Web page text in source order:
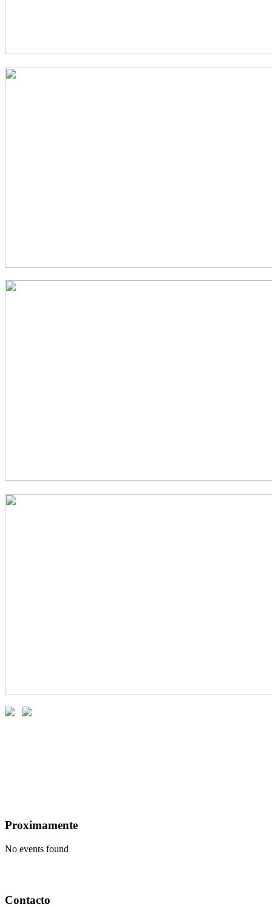
Proximamente
No events found
Contacto